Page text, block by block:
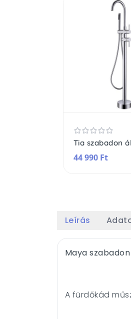
44 990 Ft
Leírás
Maya
A fürdőkád